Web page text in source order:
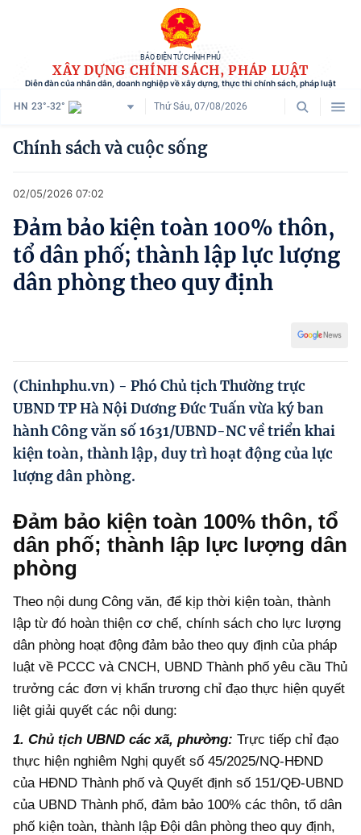
BÁO ĐIỆN TỬ CHÍNH PHỦ
XÂY DỰNG CHÍNH SÁCH, PHÁP LUẬT
Diễn đàn của nhân dân, doanh nghiệp về xây dựng, thực thi chính sách, pháp luật
HN 23°-32° Thứ Sáu, 07/08/2026
Danh mục
Tham vấn chính sách
Người dân góp ý
Phát triển kinh tế tư nhân và doanh nghiệp dân tộc
Ocop và chuỗi giá trị Nông sản
Kinh tế tư nhân
Khác
Video
Photo
Chính sách và cuộc sống
02/05/2026 07:02
Đảm bảo kiện toàn 100% thôn,
tổ dân phố; thành lập lực lượng
dân phòng theo quy định
(Chinhphu.vn) - Phó Chủ tịch Thường trực
UBND TP Hà Nội Dương Đức Tuấn vừa ký ban
hành Công văn số 1631/UBND-NC về triển khai
kiện toàn, thành lập, duy trì hoạt động của lực
lượng dân phòng.
Đảm bảo kiện toàn 100% thôn, tổ
dân phố; thành lập lực lượng dân
phòng
Theo nội dung Công văn, để kịp thời kiện toàn, thành
lập từ đó hoàn thiện cơ chế, chính sách cho lực lượng
dân phòng hoạt động đảm bảo theo quy định của pháp
luật về PCCC và CNCH, UBND Thành phố yêu cầu Thủ
trưởng các đơn vị khẩn trương chỉ đạo thực hiện quyết
liệt giải quyết các nội dung:
1. Chủ tịch UBND các xã, phường: Trực tiếp chỉ đạo
thực hiện nghiêm Nghị quyết số 45/2025/NQ-HĐND
của HĐND Thành phố và Quyết định số 151/QĐ-UBND
của UBND Thành phố, đảm bảo 100% các thôn, tổ dân
phố kiện toàn, thành lập Đội dân phòng theo quy định,